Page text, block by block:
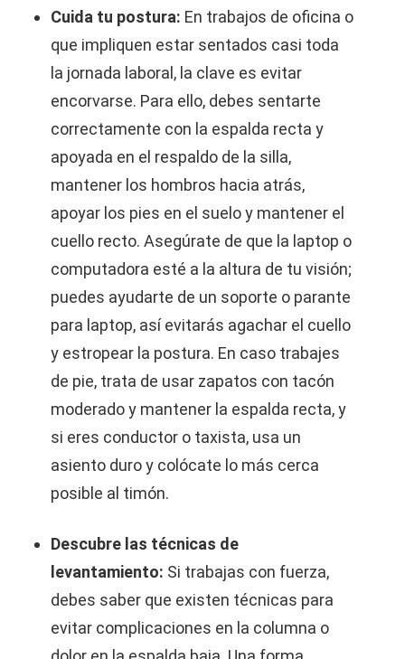
Cuida tu postura: En trabajos de oficina o
que impliquen estar sentados casi toda
la jornada laboral, la clave es evitar
encorvarse. Para ello, debes sentarte
correctamente con la espalda recta y
apoyada en el respaldo de la silla,
mantener los hombros hacia atrás,
apoyar los pies en el suelo y mantener el
cuello recto. Asegúrate de que la laptop o
computadora esté a la altura de tu visión;
puedes ayudarte de un soporte o parante
para laptop, así evitarás agachar el cuello
y estropear la postura. En caso trabajes
de pie, trata de usar zapatos con tacón
moderado y mantener la espalda recta, y
si eres conductor o taxista, usa un
asiento duro y colócate lo más cerca
posible al timón.
Descubre las técnicas de
levantamiento: Si trabajas con fuerza,
debes saber que existen técnicas para
evitar complicaciones en la columna o